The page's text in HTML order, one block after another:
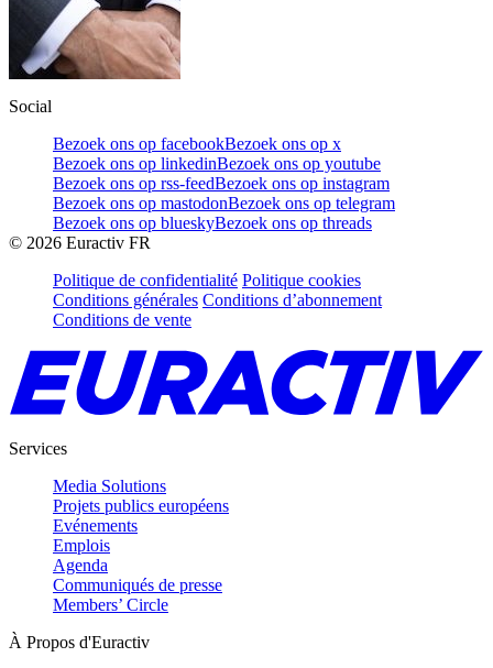
Social
Bezoek ons op facebookBezoek ons op x
Bezoek ons op linkedinBezoek ons op youtube
Bezoek ons op rss-feedBezoek ons op instagram
Bezoek ons op mastodonBezoek ons op telegram
Bezoek ons op blueskyBezoek ons op threads
© 2026 Euractiv FR
Politique de confidentialité Politique cookies
Conditions générales Conditions d’abonnement
Conditions de vente
Services
Media Solutions
Projets publics européens
Evénements
Emplois
Agenda
Communiqués de presse
Members’ Circle
À Propos d'Euractiv